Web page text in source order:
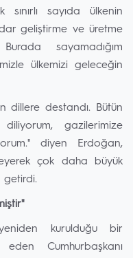
sınırlı sayıda ülkenin
geliştirme ve üretme
sayamadığım
ülkemizi geleceğin
dillere destandı. Bütün
gazilerimize
diyen Erdoğan,
çok daha büyük
getirdi.
kurulduğu bir
Cumhurbaşkanı